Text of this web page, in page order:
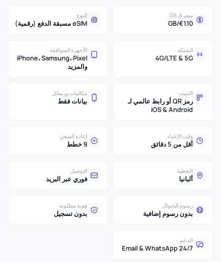
سعر الـ GB
€1.10/GB
النوع
eSIM مسبقة الدفع (رقمية)
الشبكة
4G/LTE & 5G
الأجهزة المتوافقة
iPhone، Samsung، Pixel
والمزيد
التثبيت
رمز QR أو رابط عالمي لـ
iOS & Android
مكالمات ورسائل
بيانات فقط
وقت الإعداد
أقل من 5 دقائق
إعادة الشحن
9 خطط
التغطية
ألبانيا
التوصيل
فوري عبر البريد
رسوم التجوال
بدون رسوم إضافية
هوية مطلوبة
بدون تسجيل
الدعم
24/7 Email & WhatsApp